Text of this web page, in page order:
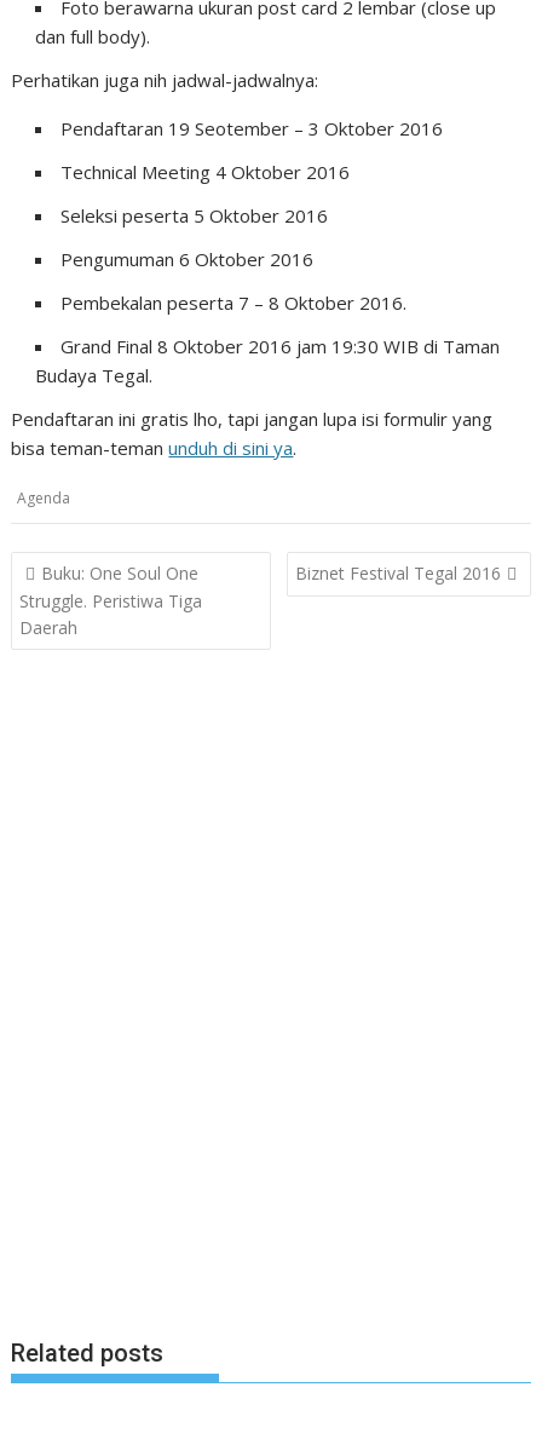
Foto berawarna ukuran post card 2 lembar (close up
dan full body).
Perhatikan juga nih jadwal-jadwalnya:
Pendaftaran 19 Seotember – 3 Oktober 2016
Technical Meeting 4 Oktober 2016
Seleksi peserta 5 Oktober 2016
Pengumuman 6 Oktober 2016
Pembekalan peserta 7 – 8 Oktober 2016.
Grand Final 8 Oktober 2016 jam 19:30 WIB di Taman
Budaya Tegal.
Pendaftaran ini gratis lho, tapi jangan lupa isi formulir yang
bisa teman-temanunduh di sini ya.
Agenda
Post
navigation
Buku: One Soul One
Struggle. Peristiwa Tiga
Daerah
Biznet Festival Tegal 2016
Related posts